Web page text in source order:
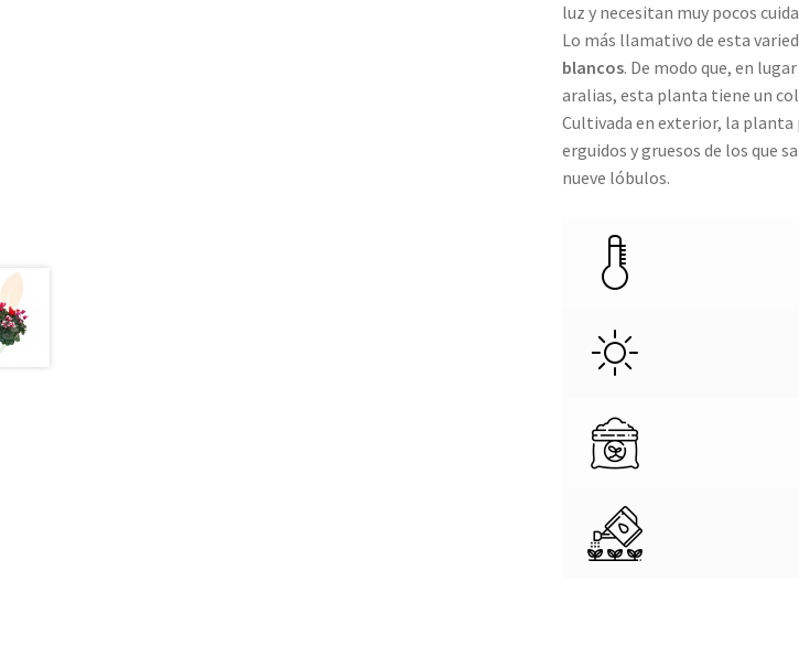
luz y necesitan muy pocos
Lo más llamativo de esta
blancos. De modo que, en
aralias, esta planta tiene un
Cultivada en exterior, la
erguidos y gruesos de los que
nueve lóbulos.